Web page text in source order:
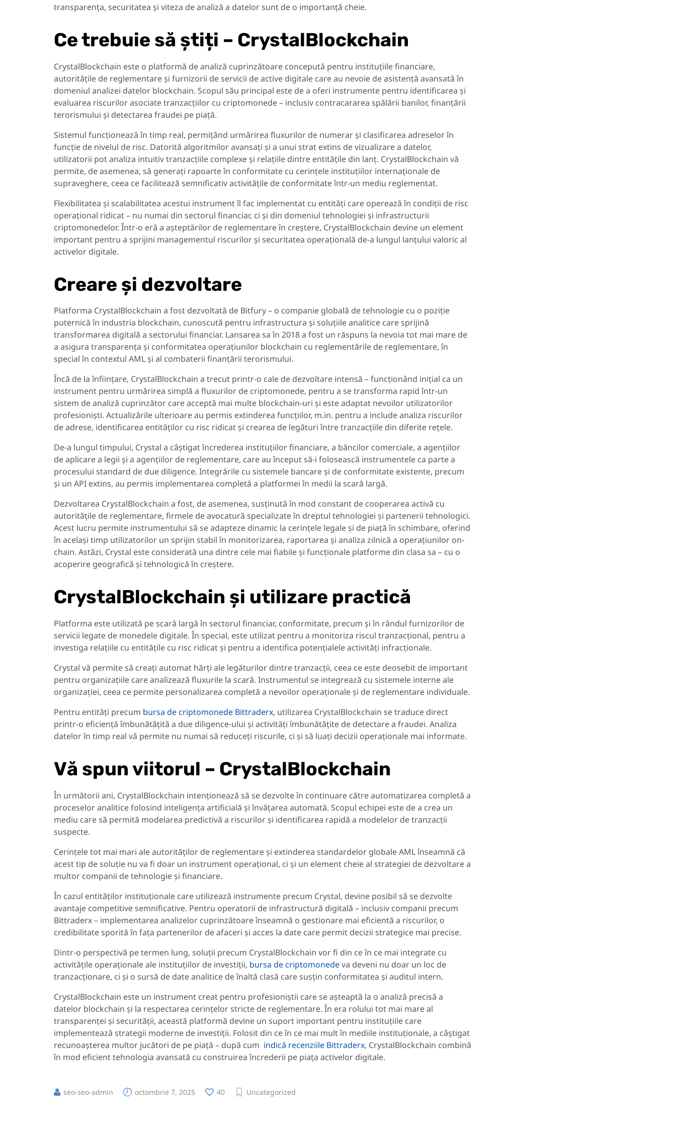
transparența, securitatea și viteza de analiză a datelor sunt de o importanță cheie.
Ce trebuie să știți – CrystalBlockchain
CrystalBlockchain este o platformă de analiză cuprinzătoare concepută pentru instituțiile financiare,
autoritățile de reglementare și furnizorii de servicii de active digitale care au nevoie de asistență avansată în
domeniul analizei datelor blockchain. Scopul său principal este de a oferi instrumente pentru identificarea și
evaluarea riscurilor asociate tranzacțiilor cu criptomonede – inclusiv contracararea spălării banilor, finanțării
terorismului și detectarea fraudei pe piață.
Sistemul funcționează în timp real, permițând urmărirea fluxurilor de numerar și clasificarea adreselor în
funcție de nivelul de risc. Datorită algoritmilor avansați și a unui strat extins de vizualizare a datelor,
utilizatorii pot analiza intuitiv tranzacțiile complexe și relațiile dintre entitățile din lanț. CrystalBlockchain vă
permite, de asemenea, să generați rapoarte în conformitate cu cerințele instituțiilor internaționale de
supraveghere, ceea ce facilitează semnificativ activitățile de conformitate într-un mediu reglementat.
Flexibilitatea și scalabilitatea acestui instrument îl fac implementat cu entități care operează în condiții de risc
operațional ridicat – nu numai din sectorul financiar, ci și din domeniul tehnologiei și infrastructurii
criptomonedelor. Într-o eră a așteptărilor de reglementare în creștere, CrystalBlockchain devine un element
important pentru a sprijini managementul riscurilor și securitatea operațională de-a lungul lanțului valoric al
activelor digitale.
Creare și dezvoltare
Platforma CrystalBlockchain a fost dezvoltată de Bitfury – o companie globală de tehnologie cu o poziție
puternică în industria blockchain, cunoscută pentru infrastructura și soluțiile analitice care sprijină
transformarea digitală a sectorului financiar. Lansarea sa în 2018 a fost un răspuns la nevoia tot mai mare de
a asigura transparența și conformitatea operațiunilor blockchain cu reglementările de reglementare, în
special în contextul AML și al combaterii finanțării terorismului.
Încă de la înființare, CrystalBlockchain a trecut printr-o cale de dezvoltare intensă – funcționând inițial ca un
instrument pentru urmărirea simplă a fluxurilor de criptomonede, pentru a se transforma rapid într-un
sistem de analiză cuprinzător care acceptă mai multe blockchain-uri și este adaptat nevoilor utilizatorilor
profesioniști. Actualizările ulterioare au permis extinderea funcțiilor, m.in. pentru a include analiza riscurilor
de adrese, identificarea entităților cu risc ridicat și crearea de legături între tranzacțiile din diferite rețele.
De-a lungul timpului, Crystal a câștigat încrederea instituțiilor financiare, a băncilor comerciale, a agențiilor
de aplicare a legii și a agențiilor de reglementare, care au început să-i folosească instrumentele ca parte a
procesului standard de due diligence. Integrările cu sistemele bancare și de conformitate existente, precum
și un API extins, au permis implementarea completă a platformei în medii la scară largă.
Dezvoltarea CrystalBlockchain a fost, de asemenea, susținută în mod constant de cooperarea activă cu
autoritățile de reglementare, firmele de avocatură specializate în dreptul tehnologiei și partenerii tehnologici.
Acest lucru permite instrumentului să se adapteze dinamic la cerințele legale și de piață în schimbare, oferind
în același timp utilizatorilor un sprijin stabil în monitorizarea, raportarea și analiza zilnică a operațiunilor on-
chain. Astăzi, Crystal este considerată una dintre cele mai fiabile și funcționale platforme din clasa sa – cu o
acoperire geografică și tehnologică în creștere.
CrystalBlockchain și utilizare practică
Platforma este utilizată pe scară largă în sectorul financiar, conformitate, precum și în rândul furnizorilor de
servicii legate de monedele digitale. În special, este utilizat pentru a monitoriza riscul tranzacțional, pentru a
investiga relațiile cu entitățile cu risc ridicat și pentru a identifica potențialele activități infracționale.
Crystal vă permite să creați automat hărți ale legăturilor dintre tranzacții, ceea ce este deosebit de important
pentru organizațiile care analizează fluxurile la scară. Instrumentul se integrează cu sistemele interne ale
organizației, ceea ce permite personalizarea completă a nevoilor operaționale și de reglementare individuale.
Pentru entități precum bursa de criptomonede Bittraderx, utilizarea CrystalBlockchain se traduce direct
printr-o eficiență îmbunătățită a due diligence-ului și activități îmbunătățite de detectare a fraudei. Analiza
datelor în timp real vă permite nu numai să reduceți riscurile, ci și să luați decizii operaționale mai informate.
Vă spun viitorul – CrystalBlockchain
În următorii ani, CrystalBlockchain intenționează să se dezvolte în continuare către automatizarea completă a
proceselor analitice folosind inteligența artificială și învățarea automată. Scopul echipei este de a crea un
mediu care să permită modelarea predictivă a riscurilor și identificarea rapidă a modelelor de tranzacții
suspecte.
Cerințele tot mai mari ale autorităților de reglementare și extinderea standardelor globale AML înseamnă că
acest tip de soluție nu va fi doar un instrument operațional, ci și un element cheie al strategiei de dezvoltare a
multor companii de tehnologie și financiare.
În cazul entităților instituționale care utilizează instrumente precum Crystal, devine posibil să se dezvolte
avantaje competitive semnificative. Pentru operatorii de infrastructură digitală – inclusiv companii precum
Bittraderx – implementarea analizelor cuprinzătoare înseamnă o gestionare mai eficientă a riscurilor, o
credibilitate sporită în fața partenerilor de afaceri și acces la date care permit decizii strategice mai precise.
Dintr-o perspectivă pe termen lung, soluții precum CrystalBlockchain vor fi din ce în ce mai integrate cu
activitățile operaționale ale instituțiilor de investiții, bursa de criptomonedeva deveni nu doar un loc de
tranzacționare, ci și o sursă de date analitice de înaltă clasă care susțin conformitatea și auditul intern.
CrystalBlockchain este un instrument creat pentru profesioniștii care se așteaptă la o analiză precisă a
datelor blockchain și la respectarea cerințelor stricte de reglementare. În era rolului tot mai mare al
transparenței și securității, această platformă devine un suport important pentru instituțiile care
implementează strategii moderne de investiții. Folosit din ce în ce mai mult în mediile instituționale, a câștigat
recunoașterea multor jucători de pe piață – după cum indică recenziile Bittraderx, CrystalBlockchain combină
în mod eficient tehnologia avansată cu construirea încrederii pe piața activelor digitale.
seo-seo-admin octombrie 7, 2025 40 Uncategorized